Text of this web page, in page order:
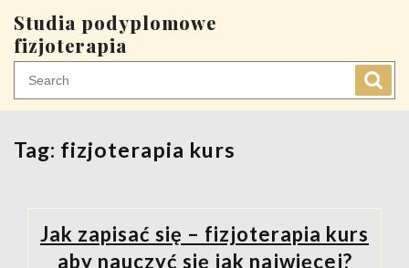
to
content
Studia podyplomowe
fizjoterapia
Tag: fizjoterapia kurs
Jak zapisać się – fizjoterapia kurs
aby nauczyć się jak najwięcej?